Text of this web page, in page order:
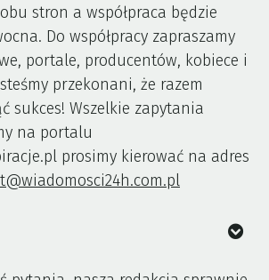
stron a współpraca będzie
Do współpracy zapraszamy
portale, producentów, kobiece i
przekonani, że razem
sukces! Wszelkie zapytania
na portalu
prosimy kierować na adres